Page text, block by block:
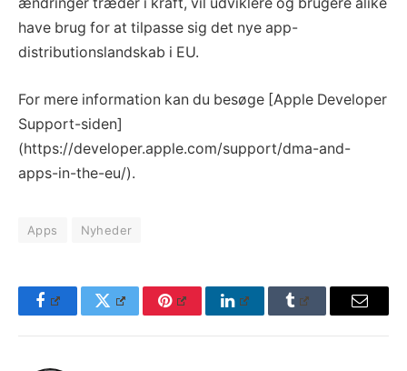
ændringer træder i kraft, vil udviklere og brugere alike
have brug for at tilpasse sig det nye app-
distributionslandskab i EU.
For mere information kan du besøge [Apple Developer
Support-siden]
(https://developer.apple.com/support/dma-and-
apps-in-the-eu/).
Apps Nyheder
FacebookTwitter Pinterest LinkedInTumblr Email